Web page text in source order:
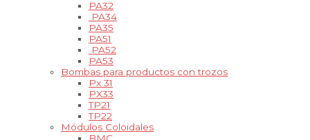
PA32
PA34
PA35
PA51
PA52
PA53
Bombas para productos con trozos
Px 31
PX33
TP21
TP22
Módulos Coloidales